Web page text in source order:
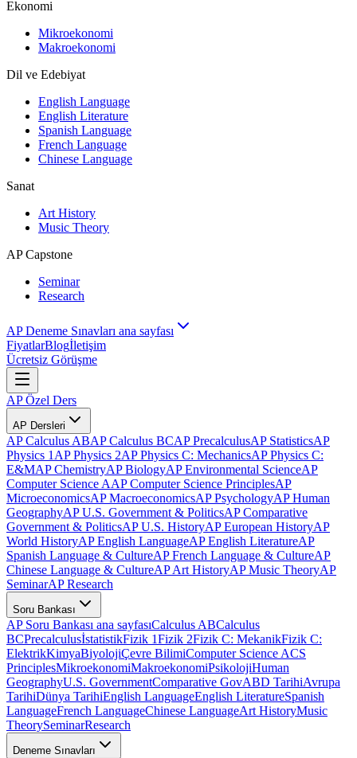
Ekonomi
Mikroekonomi
Makroekonomi
Dil ve Edebiyat
English Language
English Literature
Spanish Language
French Language
Chinese Language
Sanat
Art History
Music Theory
AP Capstone
Seminar
Research
AP Deneme Sınavları ana sayfası
FiyatlarBlogİletişim
Ücretsiz Görüşme
AP Özel Ders
AP Dersleri
AP Calculus ABAP Calculus BCAP PrecalculusAP StatisticsAP
Physics 1 AP Physics 2AP Physics C: MechanicsAP Physics C:
E&MAP ChemistryAP BiologyAP Environmental ScienceAP
Computer Science AAP Computer Science PrinciplesAP
MicroeconomicsAP MacroeconomicsAP PsychologyAP Human
GeographyAP U.S. Government & PoliticsAP Comparative
Government & PoliticsAP U.S. HistoryAP European HistoryAP
World HistoryAP English LanguageAP English LiteratureAP
Spanish Language & CultureAP French Language & CultureAP
Chinese Language & CultureAP Art HistoryAP Music TheoryAP
SeminarAP Research
Soru Bankası
AP Soru Bankası ana sayfasıCalculus ABCalculus
BCPrecalculusİstatistikFizik 1Fizik 2Fizik C: MekanikFizik C:
ElektrikKimyaBiyolojiÇevre BilimiComputer Science ACS
PrinciplesMikroekonomiMakroekonomiPsikolojiHuman
GeographyU.S. GovernmentComparative GovABD TarihiAvrupa
TarihiDünya TarihiEnglish LanguageEnglish LiteratureSpanish
LanguageFrench LanguageChinese LanguageArt HistoryMusic
TheorySeminarResearch
Deneme Sınavları